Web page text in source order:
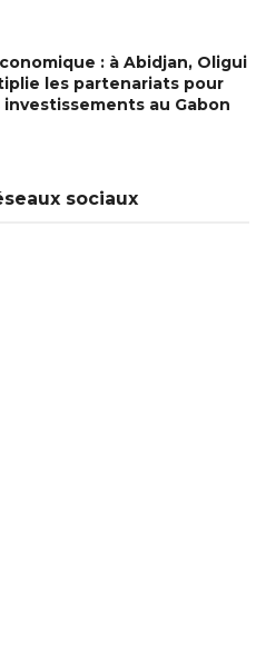
: à Abidjan, Oligui
les partenariats pour
au Gabon
sociaux